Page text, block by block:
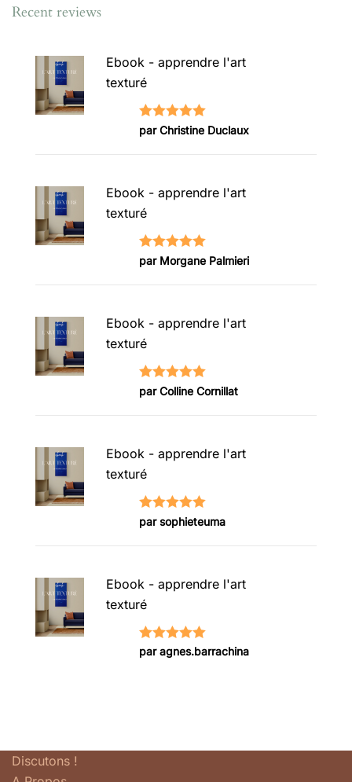
Recent reviews
Ebook - apprendre l'art
texturé
Note5sur
par Christine Duclaux
Ebook - apprendre l'art
texturé
Note5sur
par Morgane Palmieri
Ebook - apprendre l'art
texturé
Note5sur
par Colline Cornillat
Ebook - apprendre l'art
texturé
Note5sur
par sophieteuma
Ebook - apprendre l'art
texturé
Note5sur
par agnes.barrachina
Discutons !